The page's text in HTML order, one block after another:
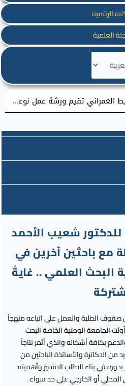
الرقمية
العلمية
كلية هندسة العمارة والتخطيط العمراني تقيم ورشة عمل نوعية نحو إعداد مشاريع تخرج معمارية مميزة
شعيب الأحمد
مع باحثين آخرين في
البحث العلمي .. غايةٌ
صفوف الطلبة والعمل على اتباعه منهجاً
الجامعة الوطنية الخاصة البحث
بكافة أشكاله والذي أثمر نتاجاً
من الدكاترة والأساتذة الباحثين من
في بناء الطالب المتميز وأهميته
أو الخارجي على حد سواء .